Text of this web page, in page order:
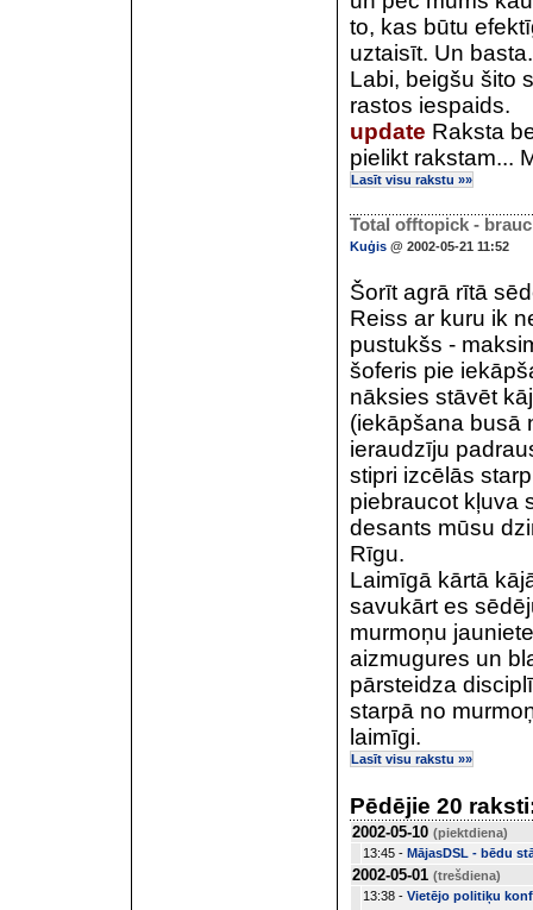
to, kas būtu
uztaisīt. Un
Labi, beigšu šito
rastos iespaids.
update Raksta
pielikt rakstam...
Lasīt visu rakstu »»
Total offtopick -
Kuģis @ 2002-05-21 11:52
Šorīt agrā rītā
Reiss ar kuru ik
pustukšs -
šoferis pie
nāksies stāvēt
(iekāpšana busā
ieraudzīju
stipri izcēlās
piebraucot kļuva
desants mūsu
Rīgu.
Laimīgā kārtā
savukārt es
murmoņu
aizmugures un
pārsteidza
starpā no
laimīgi.
Lasīt visu rakstu »»
Pēdējie 20
2002-05-10 (piektdiena)
13:45 - MājasDSL - bēdu
2002-05-01 (trešdiena)
13:38 - Vietējo politiķu